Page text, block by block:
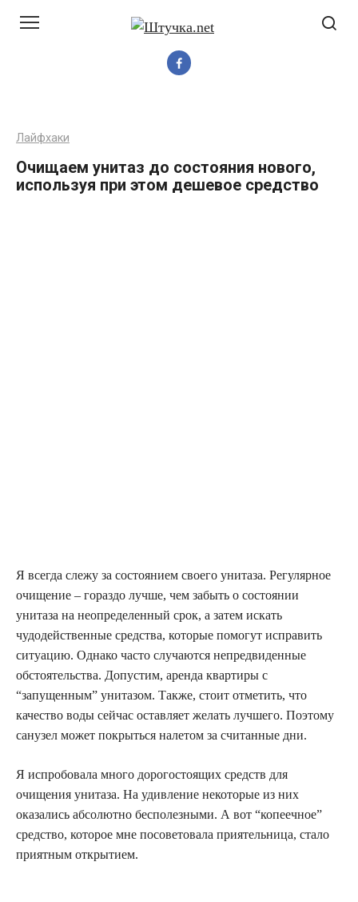
Лайфхаки
Очищаем унитаз до состояния нового,
используя при этом дешевое средство
Я всегда слежу за состоянием своего унитаза. Регулярное
очищение – гораздо лучше, чем забыть о состоянии
унитаза на неопределенный срок, а затем искать
чудодейственные средства, которые помогут исправить
ситуацию. Однако часто случаются непредвиденные
обстоятельства. Допустим, аренда квартиры с
“запущенным” унитазом. Также, стоит отметить, что
качество воды сейчас оставляет желать лучшего. Поэтому
санузел может покрыться налетом за считанные дни.
Я испробовала много дорогостоящих средств для
очищения унитаза. На удивление некоторые из них
оказались абсолютно бесполезными. А вот “копеечное”
средство, которое мне посоветовала приятельница, стало
приятным открытием.